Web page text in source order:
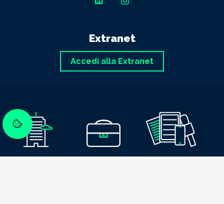
Extranet
Accedi alla Extranet